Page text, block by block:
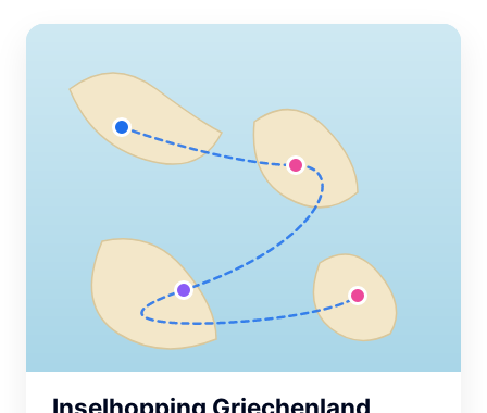
Inselhopping Griechenland